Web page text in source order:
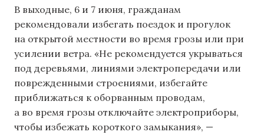
В выходные, 6 и 7 июня, гражданам
рекомендовали избегать поездок и прогулок
на открытой местности во время грозы или при
усилении ветра. «Не рекомендуется укрываться
под деревьями, линиями электропередачи или
поврежденными строениями, избегайте
приближаться к оборванным проводам,
а во время грозы отключайте электроприборы,
чтобы избежать короткого замыкания», —